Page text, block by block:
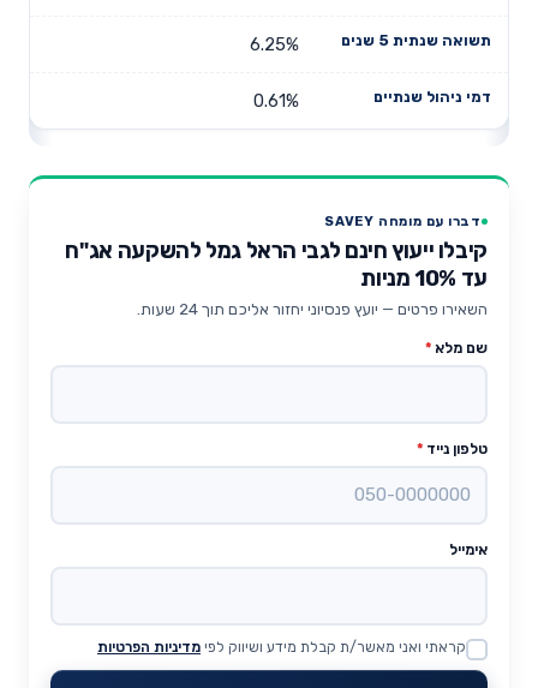
6.25%
0.61%
דברו עם מומחה SAVEY
קיבלו ייעוץ חינם לגבי הראל גמל להשקעה אג"ח
עד 10% מניות
השאירו פרטים — יועץ פנסיוני יחזור אליכם תוך 24 שעות.
שם מלא *
טלפון נייד *
אימייל
Website
קראתי ואני מאשר/ת קבלת מידע ושיווק לפי מדיניות הפרטיות